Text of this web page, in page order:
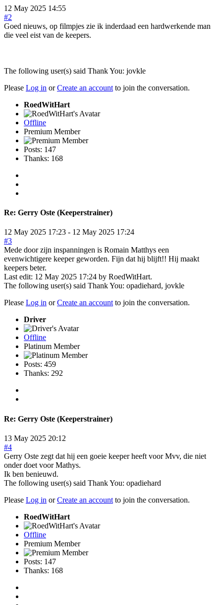
12 May 2025 14:55
#2
Goed nieuws, op filmpjes zie ik inderdaad een hardwerkende man
die veel eist van de keepers.
The following user(s) said Thank You: jovkle
Please Log in orCreate an account to join the conversation.
RoedWitHart
Offline
Premium Member
Posts: 147
Thanks: 168
Re: Gerry Oste (Keeperstrainer)
12 May 2025 17:23 - 12 May 2025 17:24
#3
Mede door zijn inspanningen is Romain Matthys een
evenwichtigere keeper geworden. Fijn dat hij blijft!! Hij maakt
keepers beter.
Last edit: 12 May 2025 17:24 by RoedWitHart.
The following user(s) said Thank You: opadiehard, jovkle
Please Log in orCreate an accountto join the conversation.
Driver
Offline
Platinum Member
Posts: 459
Thanks: 292
Re: Gerry Oste (Keeperstrainer)
13 May 2025 20:12
#4
Gerry Oste zegt dat hij een goeie keeper heeft voor Mvv, die niet
onder doet voor Mathys.
Ik ben benieuwd.
The following user(s) said Thank You: opadiehard
Please Log in orCreate an account to join the conversation.
RoedWitHart
Offline
Premium Member
Posts: 147
Thanks: 168